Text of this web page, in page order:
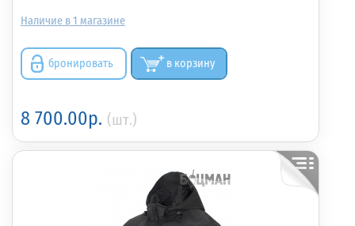
1
бронировать в корзину
8 700.00р. (шт.)